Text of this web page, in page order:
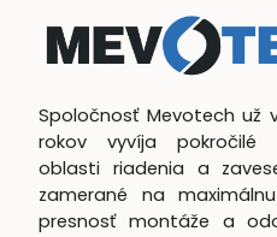
Spoločnosť Mevotech už
rokov vyvíja pokročilé
oblasti riadenia a
zamerané na
presnosť montáže a